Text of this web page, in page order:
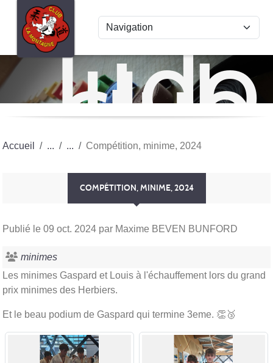
Judo
club
La
Accueil Compétition, minime, 2024
COMPÉTITION, MINIME, 2024
Publié le 09 oct. 2024 par Maxime BEVEN BUNFORD
minimes
Les minimes Gaspard et Louis à l'échauffement lors du grand
prix minimes des Herbiers.
Et le beau podium de Gaspard qui termine 3eme. 👏🥉
Panneau de gestion des cookies